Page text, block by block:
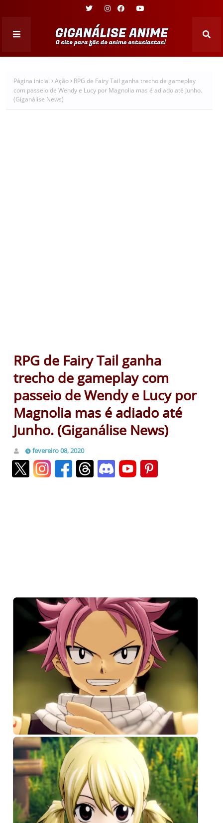
Página inicial Ação
RPG de Fairy Tail ganha trecho de gameplay
com passeio de Wendy e Lucy por Magnolia mas é adiado até Junho.
(Giganálise News)
RPG de Fairy Tail ganha
trecho de gameplay com
passeio de Wendy e Lucy por
Magnolia mas é adiado até
Junho. (Giganálise News)
fevereiro 08, 2020